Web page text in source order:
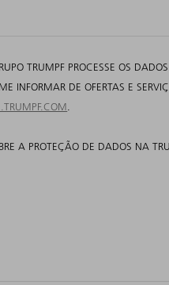
TRUMPF PROCESSE OS
INFORMAR DE OFERTAS E
.
A PROTEÇÃO DE DADOS NA